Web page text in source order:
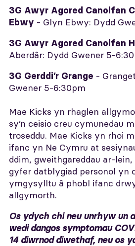
3G Awyr Agored Canolfan
Ebwy - Glyn Ebwy: Dydd
3G Awyr Agored Canolfan
Aberdâr: Dydd Gwener 5-
3G Gerddi’r Grange -
Gwener 5-6:30pm
Mae Kicks yn rhaglen
sy’n ceisio creu cymunedau
troseddu. Mae Kicks yn rhoi
ifanc yn Ne Cymru at
ddim, gweithgareddau ar-
gyfer datblygiad personol yn
ymgysylltu â phobl ifanc
allgymorth.
Os ydych chi neu unrhyw un
wedi dangos symptomau
14 diwrnod diwethaf, neu os